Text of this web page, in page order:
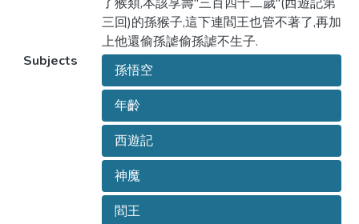
了猴類,本該享壽"三百四十二歲"(西遊記第
三回)的孫猴子,這下連閻王也管不著了,再加
上他還偷孫謔偷孫謔不生子.
Subjects
孫悟空
年齡
西遊記
神魔
閻王